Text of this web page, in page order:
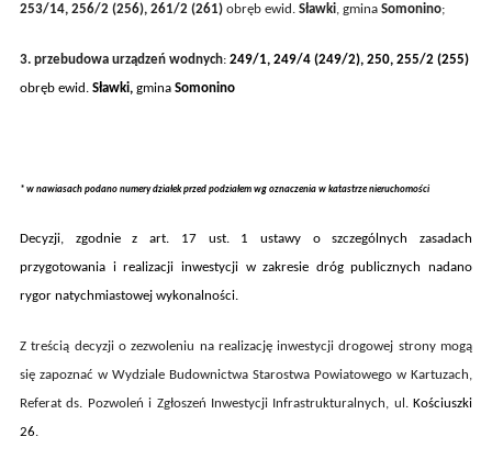
253/14, 256/2 (256), 261/2 (261) obręb ewid. Sławki, gmina Somonino;
3. przebudowa urządzeń wodnych: 249/1, 249/4 (249/2), 250, 255/2 (255)
obręb ewid. Sławki, gminaSomonino
* w nawiasach podano numery działek przed podziałem wg oznaczenia w katastrze nieruchomości
Decyzji, zgodnie z art. 17 ust. 1 ustawy o szczególnych zasadach
przygotowania i realizacji inwestycji w zakresie dróg publicznychnadano
rygor natychmiastowej wykonalności.
Z treścią decyzji o zezwoleniu na realizację inwestycji drogowej strony mogą
się zapoznać w Wydziale Budownictwa Starostwa Powiatowego w Kartuzach,
Referat ds. Pozwoleń i Zgłoszeń Inwestycji Infrastrukturalnych, ul.Kościuszki
26.